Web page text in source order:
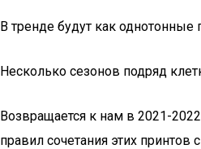
В тренде будут как
Несколько сезонов подряд
Возвращается к нам в 2021-
правил сочетания этих